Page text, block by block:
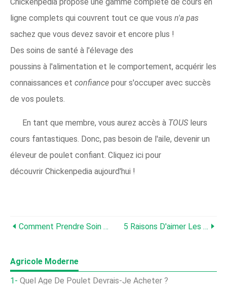
Chickenpedia propose une gamme complète de cours en
ligne complets qui couvrent tout ce que vous n'a pas
sachez que vous devez savoir et encore plus !
Des soins de santé à l'élevage des
poussins à l'alimentation et le comportement, acquérir les
connaissances et confiance pour s'occuper avec succès
de vos poulets.
En tant que membre, vous aurez accès à TOUS leurs
cours fantastiques. Donc, pas besoin de l'aile, devenir un
éleveur de poulet confiant. Cliquez ici pour
découvrir Chickenpedia aujourd'hui !
Comment Prendre Soin Des Poulets Bantam 5 Raisons D'aimer Les Poulets Frizzle
Agricole Moderne
Quel Âge De Poulet Devrais-Je Acheter ?